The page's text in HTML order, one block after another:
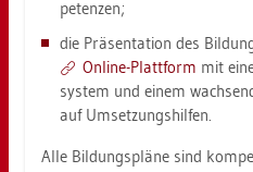
pe­ten­zen;
die Prä­sen­ta­ti­on des
On­line-Platt­form mit
sys­tem und einem
auf Um­set­zungs­hil­fen.
Alle Bil­dungs­plä­ne sind